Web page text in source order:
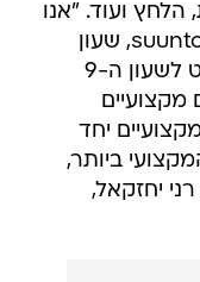
הלחץ ועוד. "אנו
שמחים להשיק בישראל את ה- suunto 5, שעון
כושר חכם שהוא סוג של גרסת לייט לשעון ה-9
מקצועיים
יחד
ביותר,
יחזקאל,